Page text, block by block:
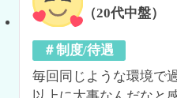
（20代中盤）
＃制度/待遇
毎回同じような環境で